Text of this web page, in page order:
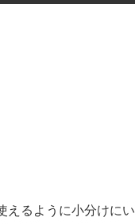
えるように小分けにい